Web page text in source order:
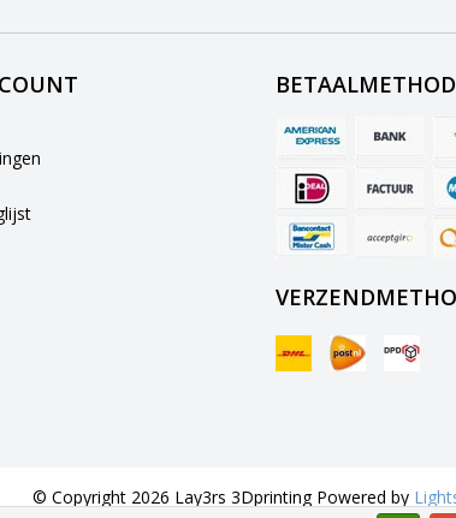
© Copyright 2026 Lay3rs 3Dprinting Powered by